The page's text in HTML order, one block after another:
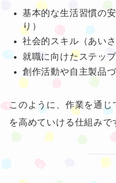
基本的な生活習慣の
り）
社会的スキル（あい
就職に向けたステッ
創作活動や自主製品
このように、作業を通じ
を高めていける仕組みで